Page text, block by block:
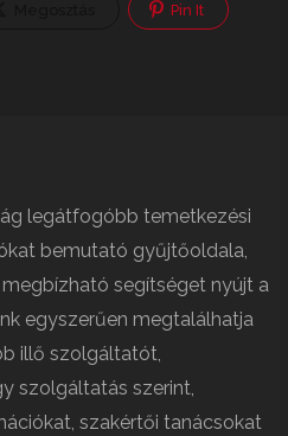
Pin It
legátfogóbb temetkezési
bemutató gyűjtőoldala,
segítséget nyújt a
egyszerűen megtalálhatja
illő szolgáltatót,
szolgáltatás szerint,
szakértői tanácsokat